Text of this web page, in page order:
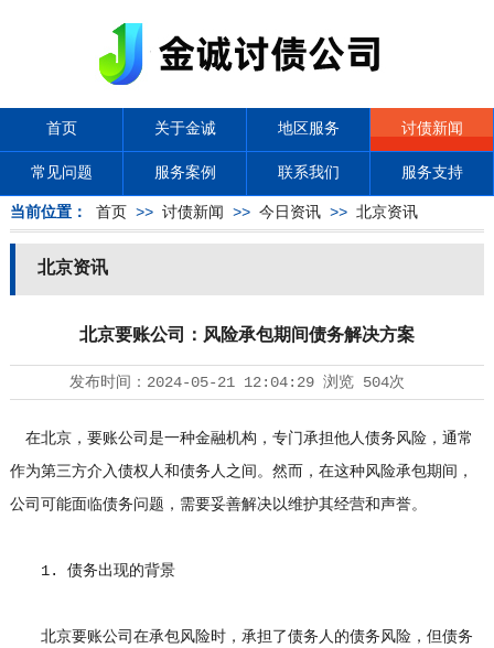
首页 关于金诚 地区服务 讨债新闻
常见问题 服务案例 联系我们 服务支持
当前位置： 首页 >> 讨债新闻 >> 今日资讯>> 北京资讯
北京资讯
北京要账公司：风险承包期间债务解决方案
发布时间： 2024-05-21 12:04:29浏览 504次
在北京，要账公司是一种金融机构，专门承担他人债务风险，通常
作为第三方介入债权人和债务人之间。然而，在这种风险承包期间，
公司可能面临债务问题，需要妥善解决以维护其经营和声誉。
1. 债务出现的背景
北京要账公司 在承包风险时，承担了债务人的债务风险，但债务